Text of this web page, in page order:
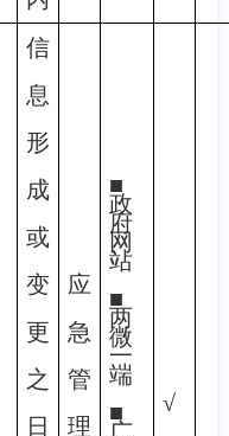
信
息
形
成
或
变
更
之
日
应
急
管
理
■
政
府
网
站
■
两
微
一
端
■
√